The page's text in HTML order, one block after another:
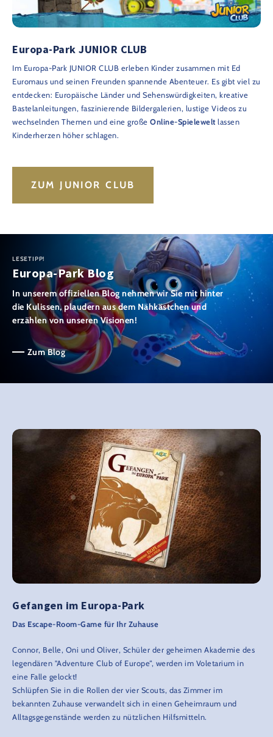
Europa-Park JUNIOR CLUB
Im Europa-Park JUNIOR CLUB erleben Kinder zusammen mit Ed
Euromaus und seinen Freunden spannende Abenteuer. Es gibt viel zu
entdecken: Europäische Länder und Sehenswürdigkeiten, kreative
Bastelanleitungen, faszinierende Bildergalerien, lustige Videos zu
wechselnden Themen und eine große Online-Spielewelt lassen
Kinderherzen höher schlagen.
ZUM JUNIOR CLUB
LESETIPP!
Europa-Park Blog
In unserem offiziellen Blog nehmen wir Sie mit hinter
die Kulissen, plaudern aus dem Nähkästchen und
erzählen von unseren Visionen!
Zum Blog
Gefangen im Europa-Park
Das Escape-Room-Game für Ihr Zuhause
Connor, Belle, Oni und Oliver, Schüler der geheimen Akademie des
legendären "Adventure Club of Europe“, werden im Voletarium in
eine Falle gelockt!
Schlüpfen Sie in die Rollen der vier Scouts, das Zimmer im
bekannten Zuhause verwandelt sich in einen Geheimraum und
Alltagsgegenstände werden zu nützlichen Hilfsmitteln.